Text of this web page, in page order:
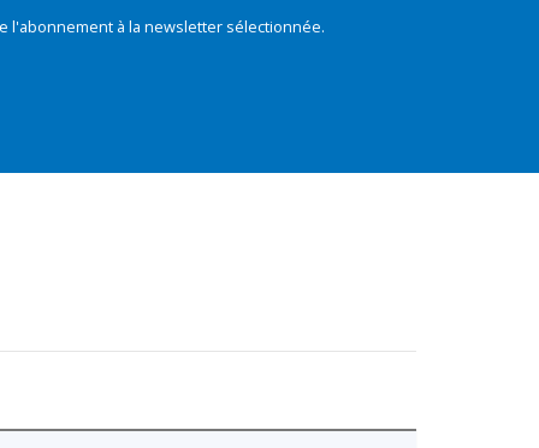
à la newsletter sélectionnée.